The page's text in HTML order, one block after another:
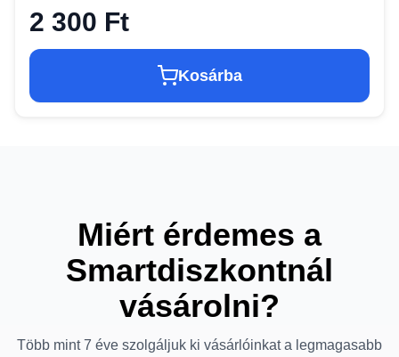
2 300 Ft
Kosárba
Miért érdemes a
Smartdiszkontnál
vásárolni?
Több mint 7 éve szolgáljuk ki vásárlóinkat a legmagasabb